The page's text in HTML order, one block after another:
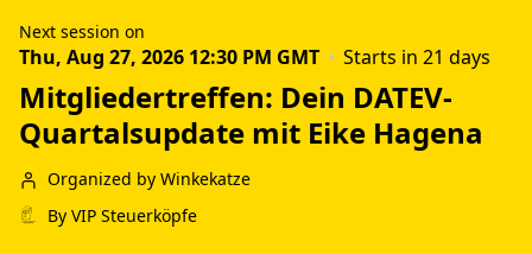
Next session on
Thu, Aug 27, 2026 12:30 PM GMT Starts in 21 days
Mitgliedertreffen: Dein DATEV-
Quartalsupdate mit Eike Hagena
Organized by Winkekatze
By VIP Steuerköpfe